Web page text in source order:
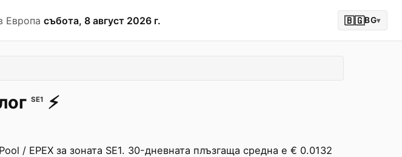
Европа събота, 8 август 2026 г. 🇧🇬BG▾
SE1 ⚡️
/ EPEX за зоната SE1. 30-дневната плъзгаща средна е € 0.0132